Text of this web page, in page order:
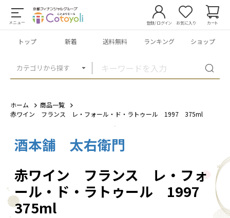
メニュー
カテゴリから探す
登録/ログイン お気に入り カート
トップ 新着 送料無料 ランキング ショップ
ホーム
商品一覧
赤ワイン フランス レ・フォール・ド・ラトゥール 1997 375ml
酒本舗 太右衛門
赤ワイン フランス レ・フォ
ール・ド・ラトゥール 1997
375ml